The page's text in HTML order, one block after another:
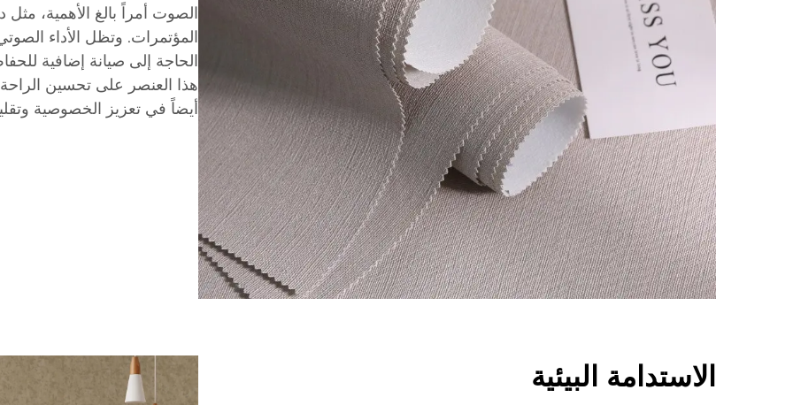
الصوت أمراً بالغ الأهمية،
المؤتمرات. وتظل الأداء
الحاجة إلى صيانة إضافية
هذا العنصر على تحسين
أيضاً في تعزيز الخصوصية
الاستدامة البيئية